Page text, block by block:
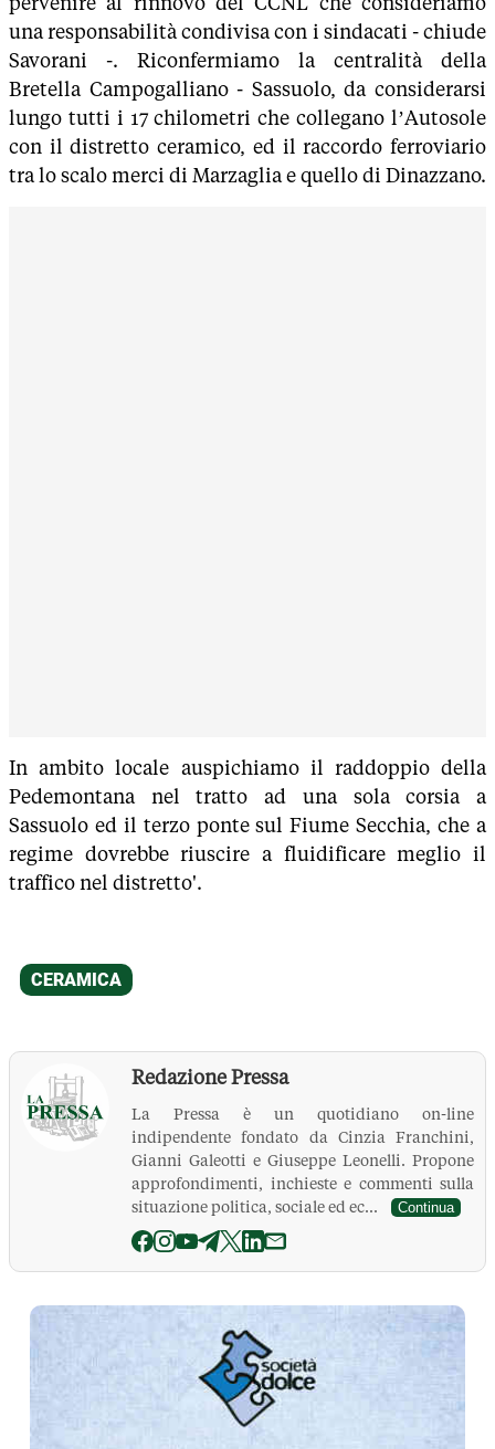
una responsabilità condivisa con i sindacati - chiude
Savorani -. Riconfermiamo la centralità della
Bretella Campogalliano - Sassuolo, da considerarsi
lungo tutti i 17 chilometri che collegano l’Autosole
con il distretto ceramico, ed il raccordo ferroviario
tra lo scalo merci di Marzaglia e quello di Dinazzano.
In ambito locale auspichiamo il raddoppio della
Pedemontana nel tratto ad una sola corsia a
Sassuolo ed il terzo ponte sul Fiume Secchia, che a
regime dovrebbe riuscire a fluidificare meglio il
traffico nel distretto'.
Redazione Pressa
La Pressa è un quotidiano on-line
indipendente fondato da Cinzia Franchini,
Gianni Galeotti e Giuseppe Leonelli. Propone
approfondimenti, inchieste e commenti sulla
situazione politica, sociale ed ec...
Continua
La Pressa